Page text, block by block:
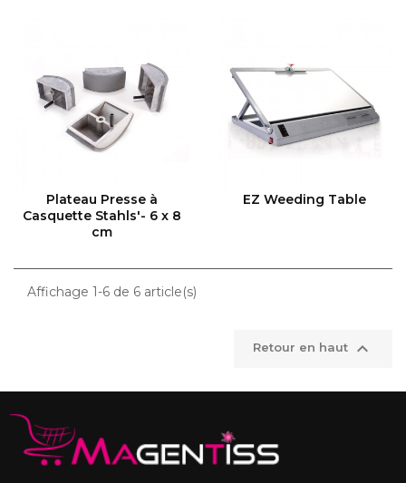
VOIR LE PRODUIT
Plateau Presse à
Casquette Stahls'- 6 x 8
cm
VOIR LE PRODUIT
EZ Weeding Table
Affichage 1-6 de 6 article(s)
Retour en haut 